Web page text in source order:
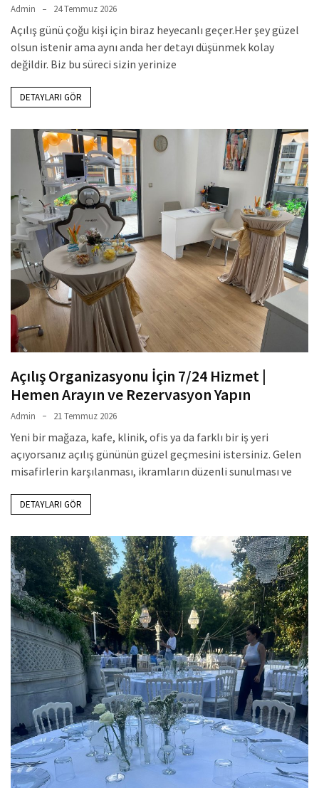
Admin 24 Temmuz 2026
Açılış günü çoğu kişi için biraz heyecanlı geçer.Her şey güzel
olsun istenir ama aynı anda her detayı düşünmek kolay
değildir. Biz bu süreci sizin yerinize
DETAYLARI GÖR
Açılış Organizasyonu İçin 7/24 Hizmet |
Hemen Arayın ve Rezervasyon Yapın
Admin 21 Temmuz 2026
Yeni bir mağaza, kafe, klinik, ofis ya da farklı bir iş yeri
açıyorsanız açılış gününün güzel geçmesini istersiniz. Gelen
misafirlerin karşılanması, ikramların düzenli sunulması ve
DETAYLARI GÖR